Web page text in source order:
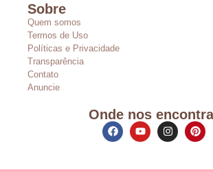
Sobre
Quem somos
Termos de Uso
Políticas e Privacidade
Transparência
Contato
Anuncie
Onde nos